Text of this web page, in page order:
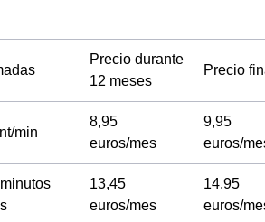
Precio durante
12 meses
Precio
min
8,95
euros/mes
9,95
euros/
13,45
euros/mes
14,95
euros/